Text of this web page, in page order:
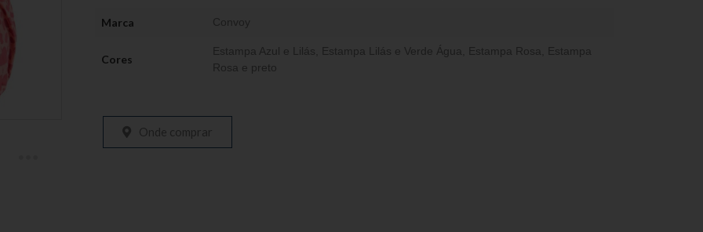
Marca Convoy
Cores
Estampa Azul e Lilás Estampa Lilás e Verde Água Estampa Rosa
Estampa
Rosa e preto
Onde comprar